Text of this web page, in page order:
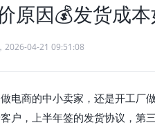
原因💰发货成
， 2026-04-21 09:51:08
电商的中小卖家，还是开工厂
户，上半年签的发货协议，第